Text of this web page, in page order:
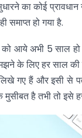
का कोई प्रावधान
समाप्त हो गया है.
को आये अभी 5 साल
के लिए हर साल
गए हैं और इसी से
है तभी तो इसे